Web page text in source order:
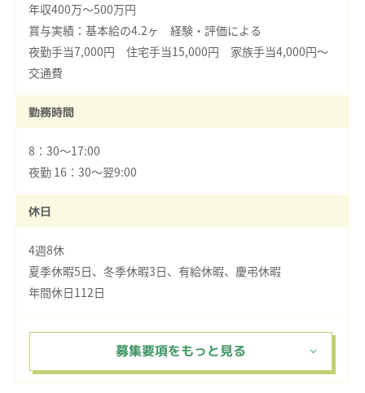
年収400万～500万円
賞与実績：基本給の4.2ヶ 経験・評価による
夜勤手当7,000円 住宅手当15,000円 家族手当4,000円～
交通費
勤務時間
8：30～17:00
夜勤 16：30～翌9:00
休日
4週8休
夏季休暇5日、冬季休暇3日、有給休暇、慶弔休暇
年間休日112日